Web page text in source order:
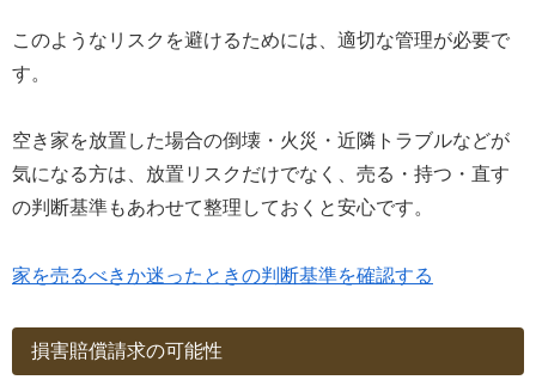
このようなリスクを避けるためには、適切な管理が必要で
す。
空き家を放置した場合の倒壊・火災・近隣トラブルなどが
気になる方は、放置リスクだけでなく、売る・持つ・直す
の判断基準もあわせて整理しておくと安心です。
家を売るべきか迷ったときの判断基準を確認する
損害賠償請求の可能性